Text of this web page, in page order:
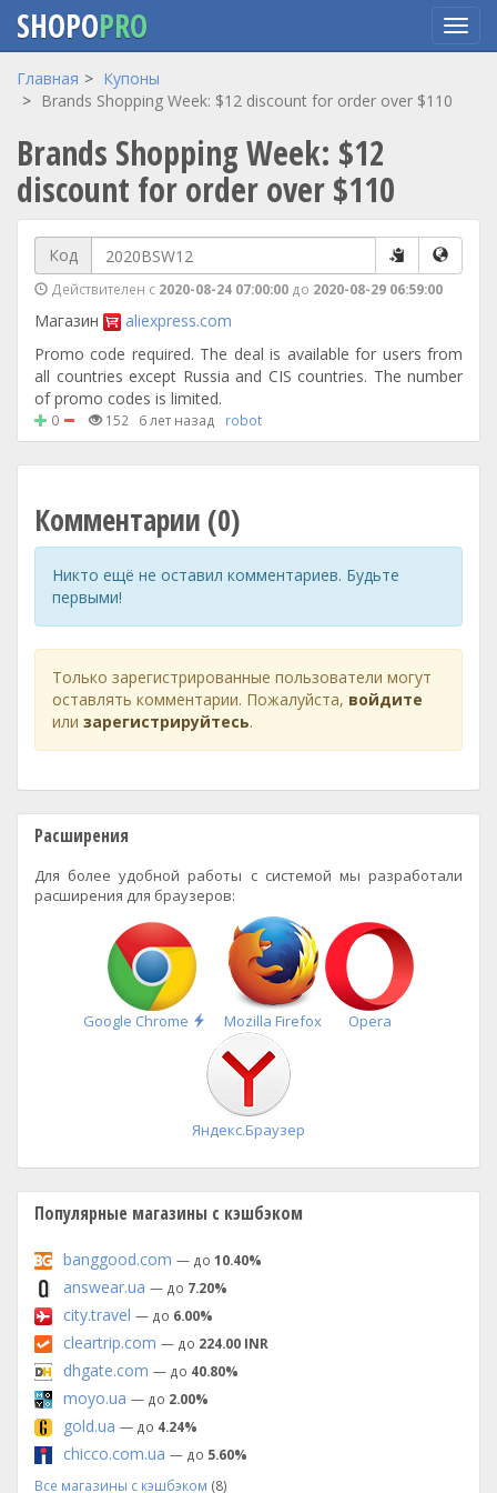
Перейти
содержанию
SHOPOPRO
Главная
Купоны
Brands Shopping Week: $12 discount for order over $110
Brands Shopping Week: $12
discount for order over $110
Код
Действителен с 2020-08-24 07:00:00 до 2020-08-29 06:59:00
Магазин
aliexpress.com
Promo code required. The deal is available for users from
all countries except Russia and CIS countries. The number
of promo codes is limited.
0 152 6 лет назад robot
Комментарии (0)
Никто ещё не оставил комментариев. Будьте
первыми!
Только зарегистрированные пользователи могут
оставлять комментарии. Пожалуйста, войдите
или зарегистрируйтесь.
Расширения
Для более удобной работы с системой мы разработали
расширения для браузеров:
Google Chrome
Быстрая
установка
Mozilla Firefox Opera
Яндекс.Браузер
Популярные магазины с кэшбэком
banggood.com — до 10.40%
answear.ua — до 7.20%
city.travel — до 6.00%
cleartrip.com — до 224.00 INR
dhgate.com — до 40.80%
moyo.ua — до 2.00%
gold.ua — до 4.24%
chicco.com.ua — до 5.60%
Все магазины с кэшбэком (8)